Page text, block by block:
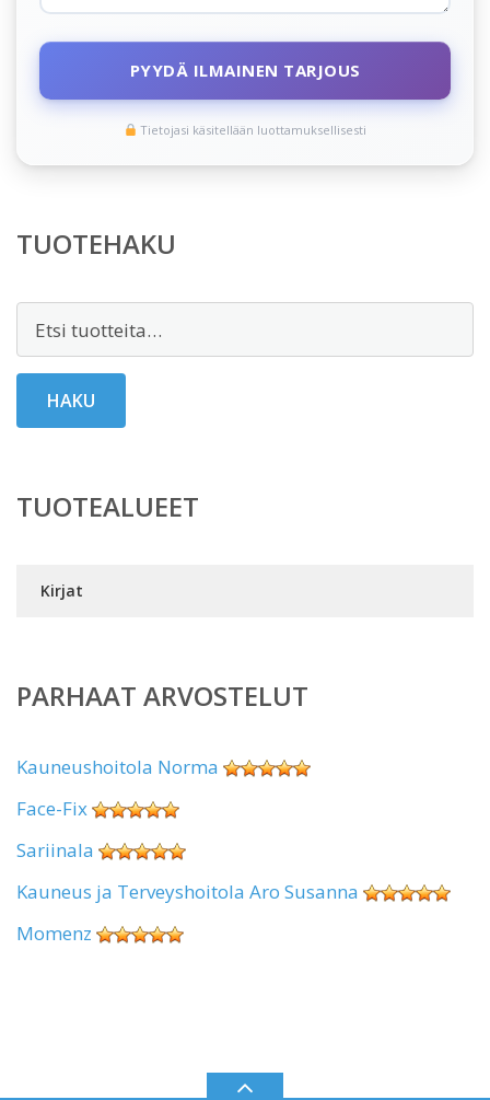
PYYDÄ ILMAINEN TARJOUS
Tietojasi käsitellään luottamuksellisesti
TUOTEHAKU
HAKU
TUOTEALUEET
Kirjat
PARHAAT ARVOSTELUT
Kauneushoitola Norma
Face-Fix
Sariinala
Kauneus ja Terveyshoitola Aro Susanna
Momenz